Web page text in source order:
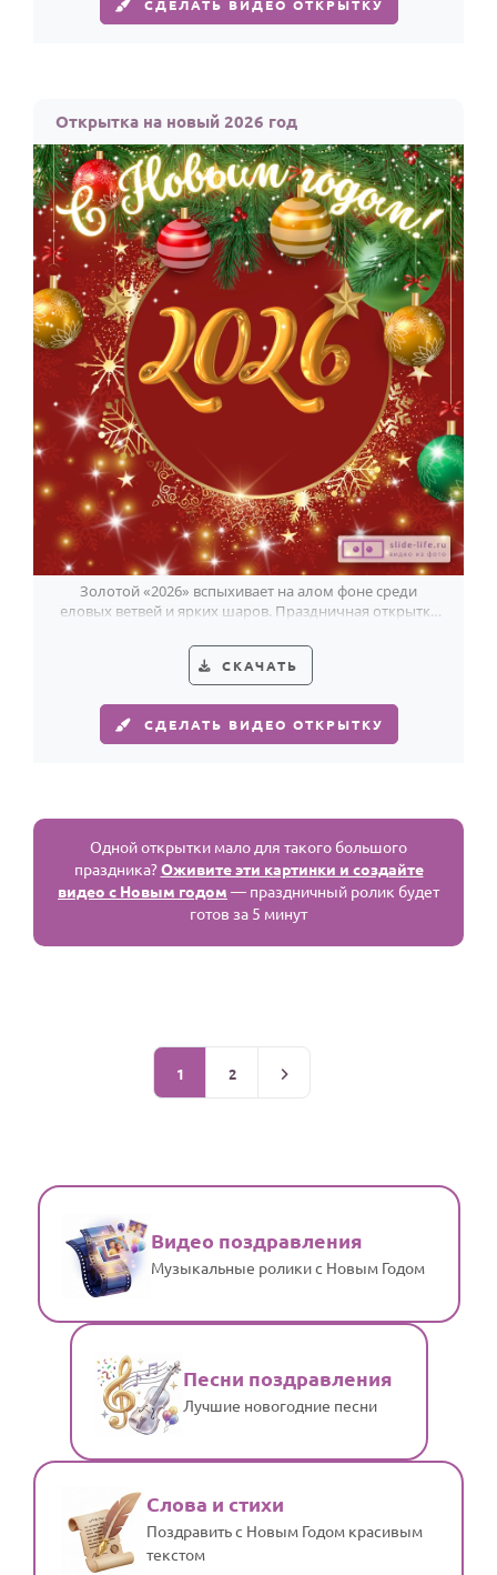
СДЕЛАТЬ ВИДЕО ОТКРЫТКУ
Открытка на новый 2026 год
Золотой «2026» вспыхивает на алом фоне среди
еловых ветвей и ярких шаров. Праздничная открытка
СКАЧАТЬ
СДЕЛАТЬ ВИДЕО ОТКРЫТКУ
Одной открытки мало для такого большого
праздника?Оживите эти картинки и создайте
видео с Новым годом — праздничный ролик будет
готов за 5 минут
1 2
Видео поздравления
Музыкальные ролики с Новым Годом
Песни поздравления
Лучшие новогодние песни
Слова и стихи
Поздравить с Новым Годом красивым
текстом